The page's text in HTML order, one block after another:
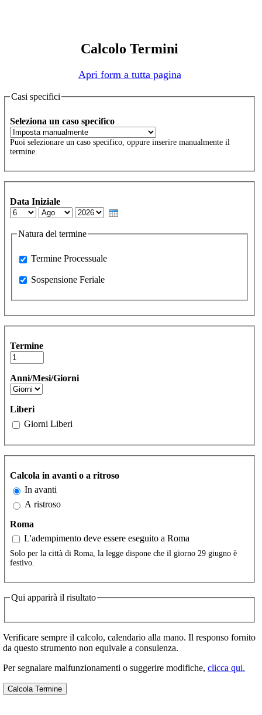
Calcolo Termini
Apri form a tutta pagina
Casi specifici
Seleziona un caso specifico
Puoi selezionare un caso specifico, oppure inserire manualmente il
termine.
Data Iniziale
Day
Month Year
Natura del termine
Processuale
Termine Processuale
Sospensione Feriale
Sospensione Feriale
Termine
Anni/Mesi/Giorni
Liberi
Giorni Liberi
Calcola in avanti o a ritroso
In avanti
A ristroso
Roma
L'adempimento deve essere eseguito a Roma
Solo per la città di Roma, la legge dispone che il giorno 29 giugno è
festivo.
Qui apparirà il risultato
Verificare sempre il calcolo, calendario alla mano. Il responso fornito
da questo strumento non equivale a consulenza.
Per segnalare malfunzionamenti o suggerire modifiche, clicca qui.